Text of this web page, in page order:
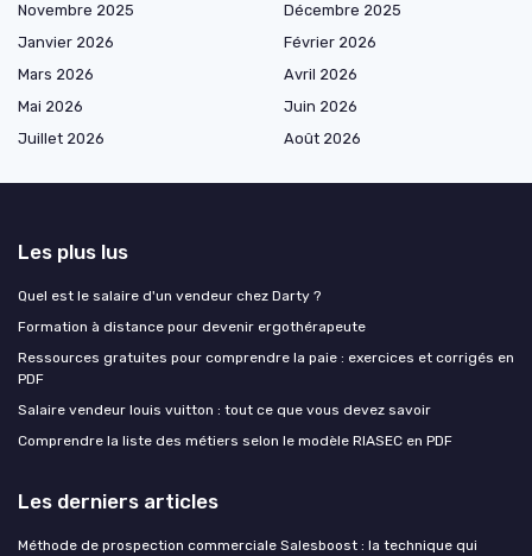
Novembre 2025
Décembre 2025
Janvier 2026
Février 2026
Mars 2026
Avril 2026
Mai 2026
Juin 2026
Juillet 2026
Août 2026
Les plus lus
Quel est le salaire d'un vendeur chez Darty ?
Formation à distance pour devenir ergothérapeute
Ressources gratuites pour comprendre la paie : exercices et corrigés en
PDF
Salaire vendeur louis vuitton : tout ce que vous devez savoir
Comprendre la liste des métiers selon le modèle RIASEC en PDF
Les derniers articles
Méthode de prospection commerciale Salesboost : la technique qui